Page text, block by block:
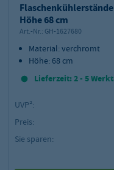
Höhe 68 cm
Art.-Nr.: GH-1627680
Material: verchromt
Höhe: 68 cm
Lieferzeit: 2 - 5
UVP²:
Preis:
Sie sparen: